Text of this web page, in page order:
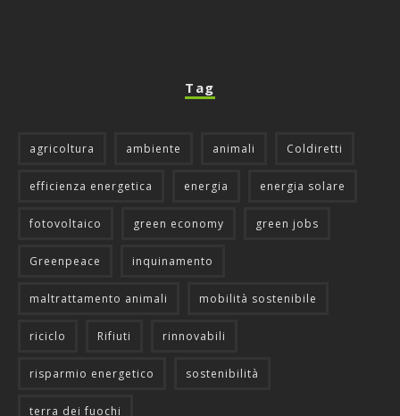
Tag
agricoltura ambiente animali Coldiretti
efficienza energetica energia energia solare
fotovoltaico green economy green jobs
Greenpeace inquinamento
maltrattamento animali mobilità sostenibile
riciclo Rifiuti rinnovabili
risparmio energetico sostenibilità
terra dei fuochi